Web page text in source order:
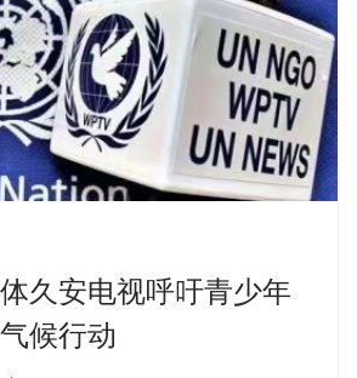
久安电视呼吁青少年
候行动